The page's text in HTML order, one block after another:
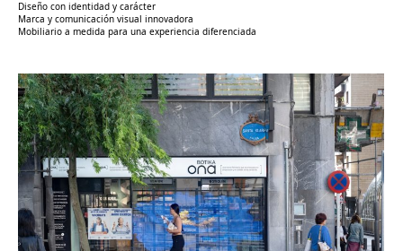
Diseño con identidad y carácter
Marca y comunicación visual innovadora
Mobiliario a medida para una experiencia diferenciada